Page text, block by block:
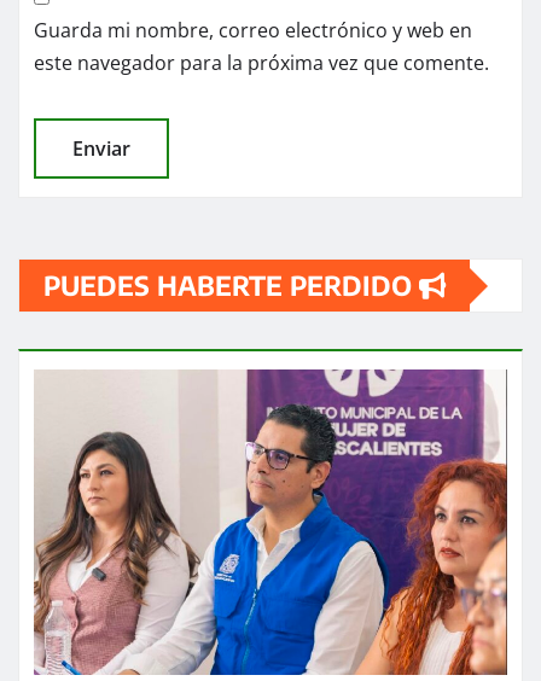
Guarda mi nombre, correo electrónico y web en
este navegador para la próxima vez que comente.
PUEDES HABERTE PERDIDO